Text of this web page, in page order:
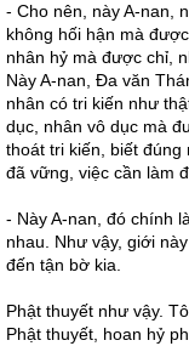
- Cho nên, này A-nan,
không hối hận mà
nhân hỷ mà được chỉ,
Này A-nan, Đa văn
nhân có tri kiến như
dục, nhân vô dục mà
thoát tri kiến, biết đúng
đã vững, việc cần làm
- Này A-nan, đó chính
nhau. Như vậy, giới
đến tận bờ kia.
Phật thuyết như vậy.
Phật thuyết, hoan hỷ